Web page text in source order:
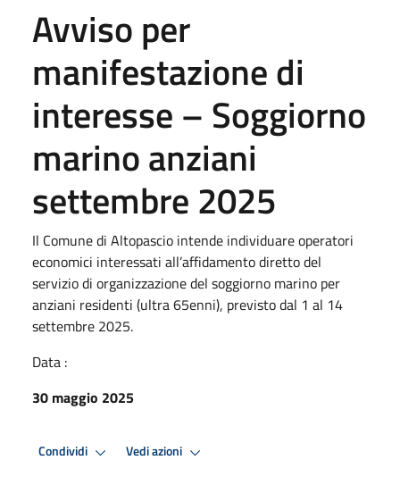
Avviso per
manifestazione di
interesse – Soggiorno
marino anziani
settembre 2025
Il Comune di Altopascio intende individuare operatori
economici interessati all’affidamento diretto del
servizio di organizzazione del soggiorno marino per
anziani residenti (ultra 65enni), previsto dal 1 al 14
settembre 2025.
Data :
30 maggio 2025
Condividi Vedi azioni